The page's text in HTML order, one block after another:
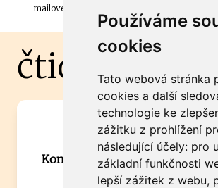
Používáme
cookies
Tato webová stránka
cookies a další
technologie ke
zážitku z prohlížení
následující účely: pro
základní funkčnosti
lepší zážitek z webu,
mailové schránky.
čtidoma.cz
Máte zajímavou informaci?
spolupracovat?
Kontaktujte šéfredaktora
chalupa@ctidoma.cz